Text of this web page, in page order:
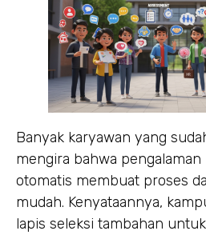
Banyak karyawan yang
mengira bahwa pengalaman
otomatis membuat proses
mudah. Kenyataannya,
lapis seleksi tambahan untuk